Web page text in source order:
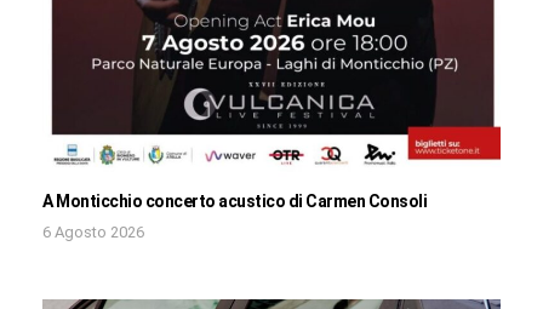
A Monticchio concerto acustico di Carmen Consoli
6 Agosto 2026